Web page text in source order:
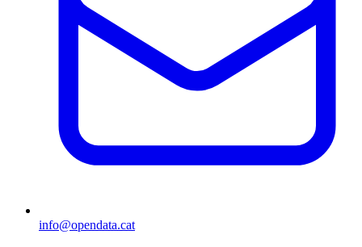
info@opendata.cat